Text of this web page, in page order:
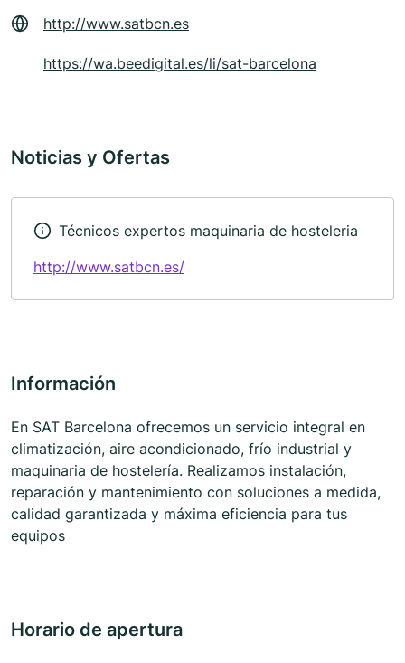
http://www.satbcn.es
https://wa.beedigital.es/li/sat-barcelona
Noticias y Ofertas
Técnicos expertos maquinaria de hosteleria
http://www.satbcn.es/
Información
En SAT Barcelona ofrecemos un servicio integral en
climatización, aire acondicionado, frío industrial y
maquinaria de hostelería. Realizamos instalación,
reparación y mantenimiento con soluciones a medida,
calidad garantizada y máxima eficiencia para tus
equipos
Horario de apertura